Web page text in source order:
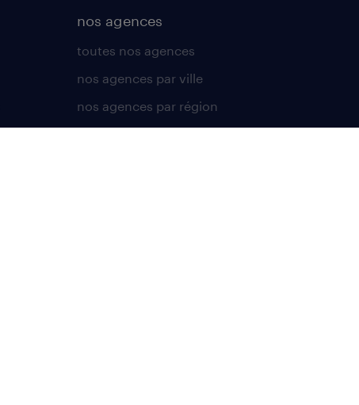
nos agences
toutes nos agences
nos agences par ville
nos agences par région